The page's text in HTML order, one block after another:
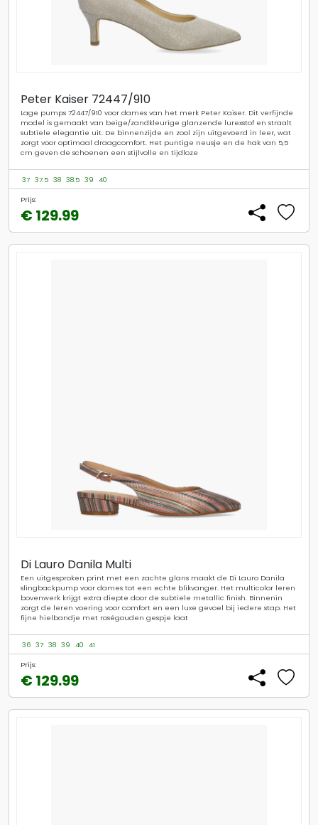
Peter Kaiser 72447/910
Lage pumps 72447/910 voor dames van het merk Peter Kaiser. Dit verfijnde
model is gemaakt van beige/zandkleurige glanzende lurexstof en straalt
subtiele elegantie uit. De binnenzijde en zool zijn uitgevoerd in leer, wat
zorgt voor optimaal draagcomfort. Het puntige neusje en de hak van 5,5
cm geven de schoenen een stijlvolle en tijdloze
37 37.5 38 38.5 39 40
Prijs:
€ 129.99
Di Lauro Danila Multi
Een uitgesproken print met een zachte glans maakt de Di Lauro Danila
slingbackpump voor dames tot een echte blikvanger. Het multicolor leren
bovenwerk krijgt extra diepte door de subtiele metallic finish. Binnenin
zorgt de leren voering voor comfort en een luxe gevoel bij iedere stap. Het
fijne hielbandje met roségouden gespje laat
36 37 38 39 40 41
Prijs:
€ 129.99